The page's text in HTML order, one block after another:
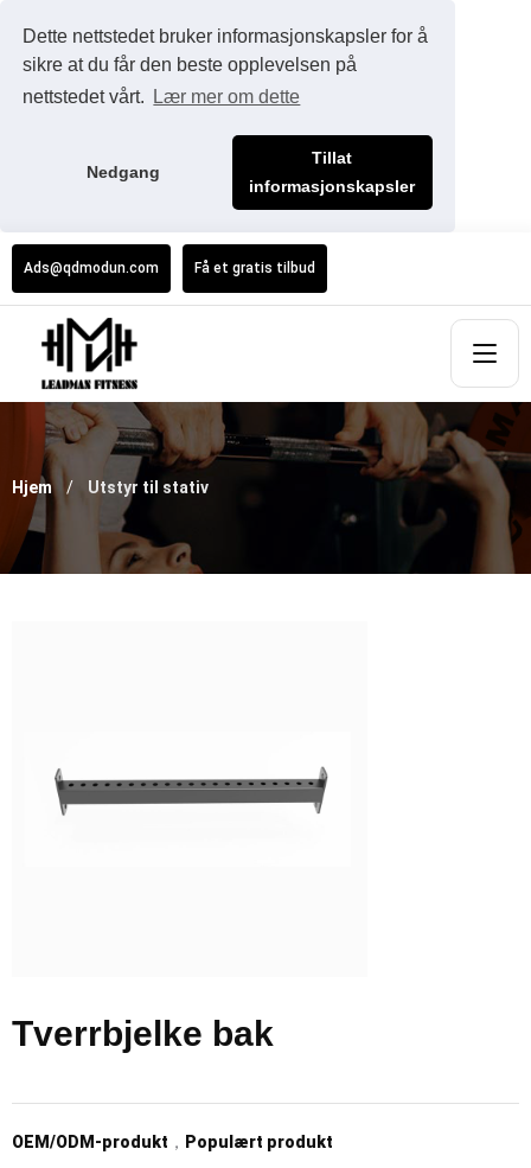
Dette nettstedet bruker informasjonskapsler for å
sikre at du får den beste opplevelsen på
nettstedet vårt.
Lær mer om dette
Nedgang
Tillat
informasjonskapsler
Ads@qdmodun.com Få et gratis tilbud
Hjem Utstyr til stativ
Tverrbjelke bak
OEM/ODM-produkt ， Populært produkt